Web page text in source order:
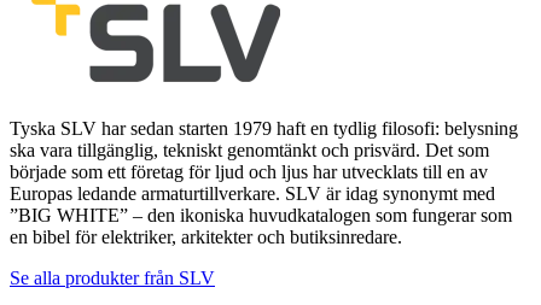
Tyska SLV har sedan starten 1979 haft en tydlig filosofi: belysning
ska vara tillgänglig, tekniskt genomtänkt och prisvärd. Det som
började som ett företag för ljud och ljus har utvecklats till en av
Europas ledande armaturtillverkare. SLV är idag synonymt med
”BIG WHITE” – den ikoniska huvudkatalogen som fungerar som
en bibel för elektriker, arkitekter och butiksinredare.
Se alla produkter från SLV